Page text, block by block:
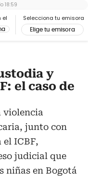
el Selecciona tu emisora
Elige tu emisora
18:59
y
el caso de
violencia
junto con
ICBF,
judicial que
niñas en Bogotá